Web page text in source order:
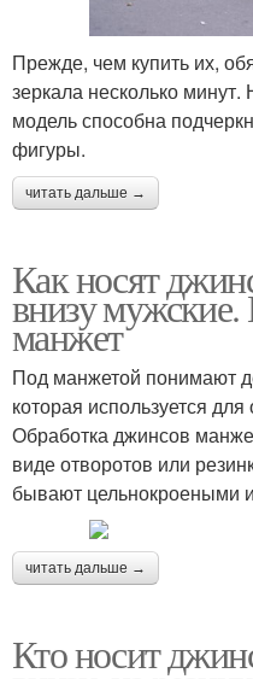
Прежде, чем купить их,
зеркала несколько
модель способна
фигуры.
читать дальше →
Как носят
внизу мужские.
манжет
Под манжетой понимают
которая используется
Обработка джинсов
виде отворотов или
бывают цельнокроеными
читать дальше →
Кто носит